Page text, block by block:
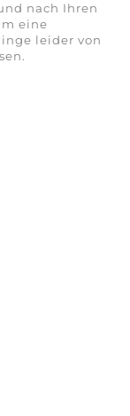
nach Ihren
eine
leider von